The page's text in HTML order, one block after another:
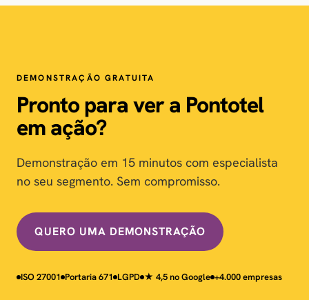
DEMONSTRAÇÃO GRATUITA
Pronto para ver a Pontotel
em ação?
Demonstração em 15 minutos com especialista
no seu segmento. Sem compromisso.
QUERO UMA DEMONSTRAÇÃO
ISO 27001 Portaria 671 LGPD ★ 4,5 no Google +4.000 empresas